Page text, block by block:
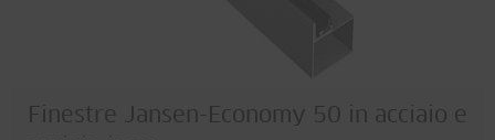
Finestre Jansen-Economy 50 in acciaio e